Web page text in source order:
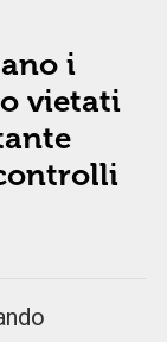
i
vietati